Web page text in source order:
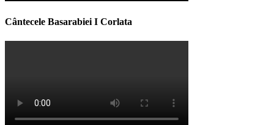
Cântecele Basarabiei I Corlata